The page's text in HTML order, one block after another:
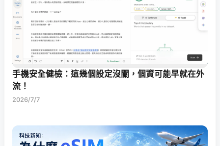
手機安全健檢：這幾個設定沒關，個資可能早就在外
流！
2026/7/7